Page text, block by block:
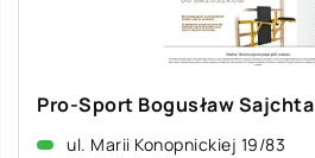
Pro-Sport Bogusław Sajchta
ul. Marii Konopnickiej 19/83